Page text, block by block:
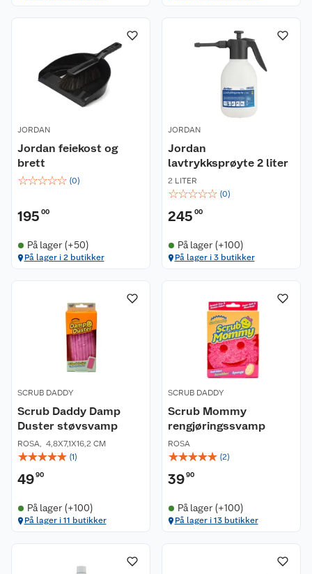
JORDAN
Jordan feiekost og
brett
☆☆☆☆☆ (0)
195 00
På lager (+50)
På lager i 2 butikker
JORDAN
Jordan
lavtrykksprøyte 2 liter
2 LITER
☆☆☆☆☆ (0)
245 00
På lager (+100)
På lager i 3 butikker
SCRUB DADDY
Scrub Daddy Damp
Duster støvsvamp
ROSA, 4,8X7,1X16,2 CM
☆☆☆☆☆ (1)
4990
På lager (+100)
På lager i 11 butikker
SCRUB DADDY
Scrub Mommy
rengjøringssvamp
ROSA
☆☆☆☆☆ (2)
3990
På lager (+100)
På lager i 13 butikker
Kundeservice